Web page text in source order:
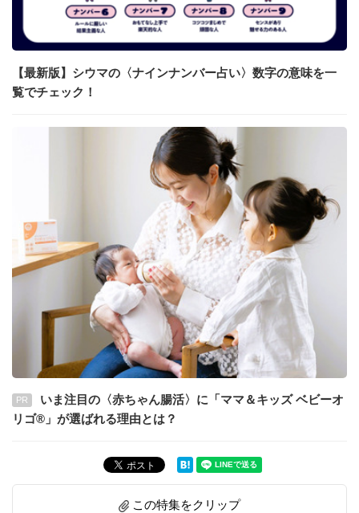
【最新版】シウマの〈ナインナンバー占い〉数字の意味を一
覧でチェック！
PR
いま注目の〈赤ちゃん腸活〉に「ママ＆キッズ ベビーオ
リゴ®」が選ばれる理由とは？
この特集をクリップ